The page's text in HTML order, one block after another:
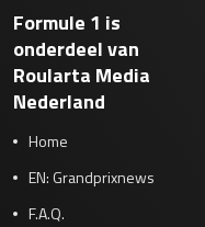
Formule 1 is
onderdeel van
Roularta Media
Nederland
Home
EN: Grandprixnews
F.A.Q.